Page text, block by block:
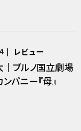
レビュー
｜ブルノ国立劇場
ンパニー『母』